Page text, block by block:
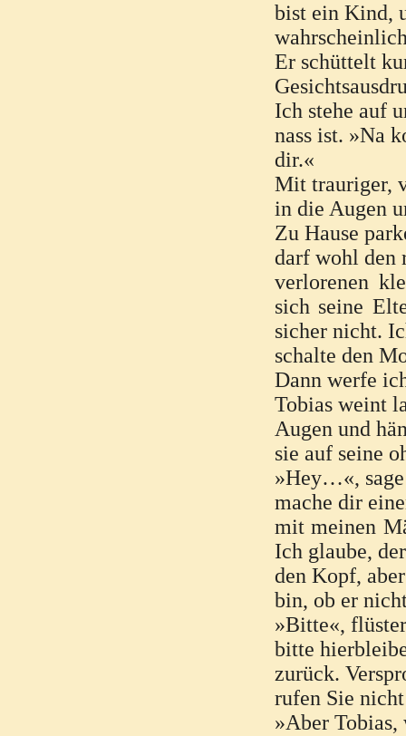
bist ein Kind,
Er schüttelt
Ich stehe auf
nass ist. »Na
dir.«
Mit trauriger,
in die Augen
Zu Hause
darf wohl den
verlorenen
sich seine
sicher nicht.
schalte den
Dann werfe
Tobias weint
Augen und
sie auf seine
»Hey…«,
mache dir
mit meinen
Ich glaube,
den Kopf,
bin, ob er
»Bitte«,
bitte
zurück.
rufen Sie
»Aber Tobias,